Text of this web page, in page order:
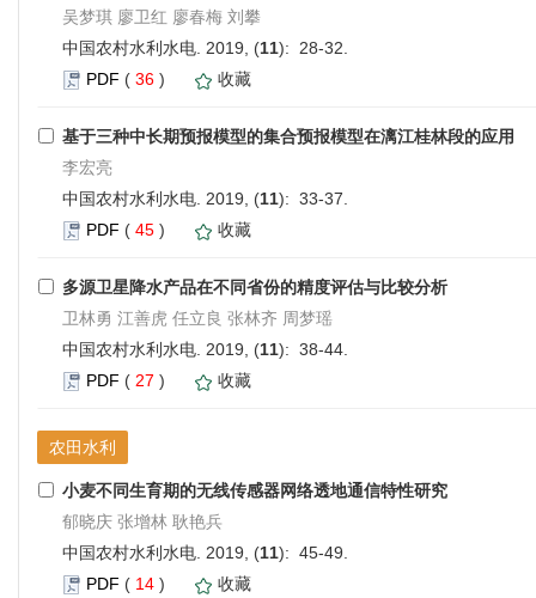
吴梦琪 廖卫红 廖春梅 刘攀
中国农村水利水电. 2019, (11): 28-32.
PDF ( 36 ) 收藏
基于三种中长期预报模型的集合预报模型在漓江桂林段的应用
李宏亮
中国农村水利水电. 2019, (11): 33-37.
PDF ( 45 ) 收藏
多源卫星降水产品在不同省份的精度评估与比较分析
卫林勇 江善虎 任立良 张林齐 周梦瑶
中国农村水利水电. 2019, (11): 38-44.
PDF ( 27 ) 收藏
农田水利
小麦不同生育期的无线传感器网络透地通信特性研究
郁晓庆 张增林 耿艳兵
中国农村水利水电. 2019, (11): 45-49.
PDF ( 14 ) 收藏